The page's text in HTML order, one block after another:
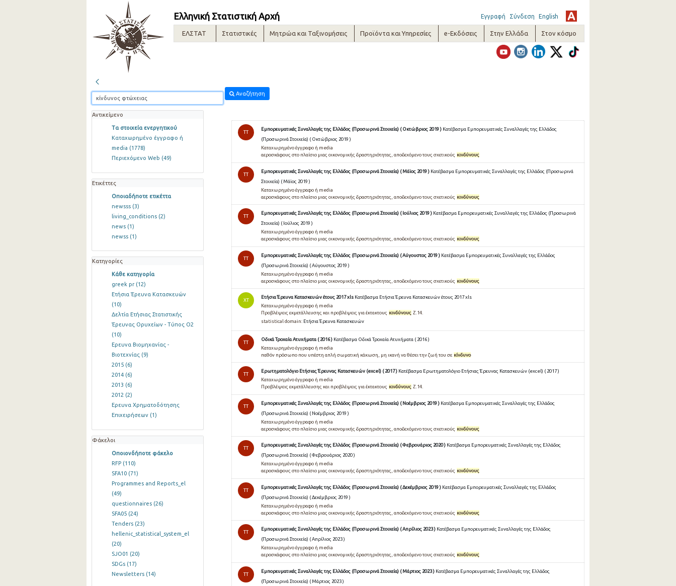
Ελληνική Στατιστική Αρχή Εγγραφή Σύνδεση English
ΕΛΣΤΑΤ Στατιστικές Μητρώα και Ταξινομήσεις Προϊόντα και Υπηρεσίες e-Εκδόσεις Στην Ελλάδα Στον κόσμο
Αναζήτηση
Αντικείμενο
Τα στοιχεία ενεργητικού
Καταχωρημένο έγγραφο ή
media (1778)
Περιεχόμενο Web (49)
Ετικέττες
Οποιαδήποτε ετικέττα
newsss (3)
living_conditions (2)
news (1)
newss (1)
Κατηγορίες
Κάθε κατηγορία
greek pr (12)
Ετήσια Έρευνα Κατασκευών
(10)
Δελτία Ετήσιας Στατιστικής
Έρευνας Ορυχείων - Τύπος Ο2
(10)
Ερευνα Βιομηχανίας -
Βιοτεχνίας (9)
2015 (6)
2014 (6)
2013 (6)
2012 (2)
Ερευνα Χρηματοδότησης
Επιχειρήσεων (1)
Φάκελοι
Οποιονδήποτε φάκελο
RFP (110)
SFA10 (71)
Programmes and Reports_el
(49)
questionnaires (26)
SFA05 (24)
Tenders (23)
hellenic_statistical_system_el
(20)
SJO01 (20)
SDGs (17)
Newsletters (14)
TT
Εμπορευματικές Συναλλαγές της Ελλάδος (Προσωρινά Στοιχεία) ( Οκτώβριος 2019 ) Κατέβασμα Εμπορευματικές Συναλλαγές της Ελλάδος
(Προσωρινά Στοιχεία) ( Οκτώβριος 2019 )
Καταχωρημένο έγγραφο ή media
αεροσκάφους στο πλαίσιο μιας οικονομικής δραστηριότητας, αποδεχόμενο τους σχετικούς κινδύνους
TT
Εμπορευματικές Συναλλαγές της Ελλάδος (Προσωρινά Στοιχεία) ( Μάϊος 2019 ) Κατέβασμα Εμπορευματικές Συναλλαγές της Ελλάδος (Προσωρινά
Στοιχεία) ( Μάϊος 2019 )
Καταχωρημένο έγγραφο ή media
αεροσκάφους στο πλαίσιο μιας οικονομικής δραστηριότητας, αποδεχόμενο τους σχετικούς κινδύνους
TT
Εμπορευματικές Συναλλαγές της Ελλάδος (Προσωρινά Στοιχεία) ( Ιούλιος 2019 ) Κατέβασμα Εμπορευματικές Συναλλαγές της Ελλάδος (Προσωρινά
Στοιχεία) ( Ιούλιος 2019 )
Καταχωρημένο έγγραφο ή media
αεροσκάφους στο πλαίσιο μιας οικονομικής δραστηριότητας, αποδεχόμενο τους σχετικούς κινδύνους
TT
Εμπορευματικές Συναλλαγές της Ελλάδος (Προσωρινά Στοιχεία) ( Αύγουστος 2019 ) Κατέβασμα Εμπορευματικές Συναλλαγές της Ελλάδος
(Προσωρινά Στοιχεία) ( Αύγουστος 2019 )
Καταχωρημένο έγγραφο ή media
αεροσκάφους στο πλαίσιο μιας οικονομικής δραστηριότητας, αποδεχόμενο τους σχετικούς κινδύνους
ΧΤ
Ετήσια Έρευνα Κατασκευών έτους 2017 xls Κατέβασμα Ετήσια Έρευνα Κατασκευών έτους 2017 xls
Καταχωρημένο έγγραφο ή media
Προβλέψεις εκμετάλλευσης και προβλέψεις για έκτακτους κινδύνους Ζ.14.
statistical domain: Ετήσια Έρευνα Κατασκευών
TT
Οδικά Τροχαία Ατυχήματα ( 2016 ) Κατέβασμα Οδικά Τροχαία Ατυχήματα ( 2016 )
Καταχωρημένο έγγραφο ή media
παθόν πρόσωπο που υπέστη απλή σωματική κάκωση, μη ικανή να θέσει την ζωή του σε κίνδυνο
TT
Ερωτηματολόγιο Ετήσιας Έρευνας Κατασκευών (excel) ( 2017 ) Κατέβασμα Ερωτηματολόγιο Ετήσιας Έρευνας Κατασκευών (excel) ( 2017 )
Καταχωρημένο έγγραφο ή media
Προβλέψεις εκμετάλλευσης και προβλέψεις για έκτακτους κινδύνους Ζ.14.
TT
Εμπορευματικές Συναλλαγές της Ελλάδος (Προσωρινά Στοιχεία) ( Νοέμβριος 2019 ) Κατέβασμα Εμπορευματικές Συναλλαγές της Ελλάδος
(Προσωρινά Στοιχεία) ( Νοέμβριος 2019 )
Καταχωρημένο έγγραφο ή media
αεροσκάφους στο πλαίσιο μιας οικονομικής δραστηριότητας, αποδεχόμενο τους σχετικούς κινδύνους
TT
Εμπορευματικές Συναλλαγές της Ελλάδος (Προσωρινά Στοιχεία) ( Φεβρουάριος 2020 ) Κατέβασμα Εμπορευματικές Συναλλαγές της Ελλάδος
(Προσωρινά Στοιχεία) ( Φεβρουάριος 2020 )
Καταχωρημένο έγγραφο ή media
αεροσκάφους στο πλαίσιο μιας οικονομικής δραστηριότητας, αποδεχόμενο τους σχετικούς κινδύνους
TT
Εμπορευματικές Συναλλαγές της Ελλάδος (Προσωρινά Στοιχεία) ( Δεκέμβριος 2019 ) Κατέβασμα Εμπορευματικές Συναλλαγές της Ελλάδος
(Προσωρινά Στοιχεία) ( Δεκέμβριος 2019 )
Καταχωρημένο έγγραφο ή media
αεροσκάφους στο πλαίσιο μιας οικονομικής δραστηριότητας, αποδεχόμενο τους σχετικούς κινδύνους
TT
Εμπορευματικές Συναλλαγές της Ελλάδος (Προσωρινά Στοιχεία) ( Απρίλιος 2023 ) Κατέβασμα Εμπορευματικές Συναλλαγές της Ελλάδος
(Προσωρινά Στοιχεία) ( Απρίλιος 2023 )
Καταχωρημένο έγγραφο ή media
αεροσκάφους στο πλαίσιο μιας οικονομικής δραστηριότητας, αποδεχόμενο τους σχετικούς κινδύνους
TT
Εμπορευματικές Συναλλαγές της Ελλάδος (Προσωρινά Στοιχεία) ( Μάρτιος 2023 ) Κατέβασμα Εμπορευματικές Συναλλαγές της Ελλάδος
(Προσωρινά Στοιχεία) ( Μάρτιος 2023 )